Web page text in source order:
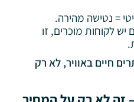
= נטישה מהירה.
לקוחות מוכרים, זו
חיים באוויר, לא רק